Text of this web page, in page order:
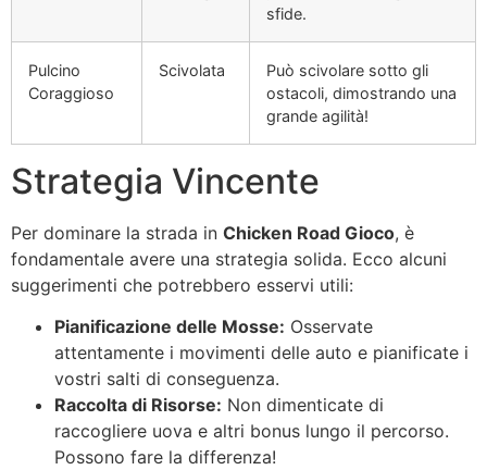
sfide.
Pulcino
Coraggioso
Scivolata
Può scivolare sotto gli
ostacoli, dimostrando una
grande agilità!
Strategia Vincente
Per dominare la strada in Chicken Road Gioco, è
fondamentale avere una strategia solida. Ecco alcuni
suggerimenti che potrebbero esservi utili:
Pianificazione delle Mosse: Osservate
attentamente i movimenti delle auto e pianificate i
vostri salti di conseguenza.
Raccolta di Risorse: Non dimenticate di
raccogliere uova e altri bonus lungo il percorso.
Possono fare la differenza!